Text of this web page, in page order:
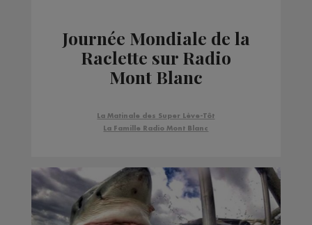
Journée Mondiale de la
Raclette sur Radio
Mont Blanc
La Matinale des Super Lève-Tôt
La Famille Radio Mont Blanc